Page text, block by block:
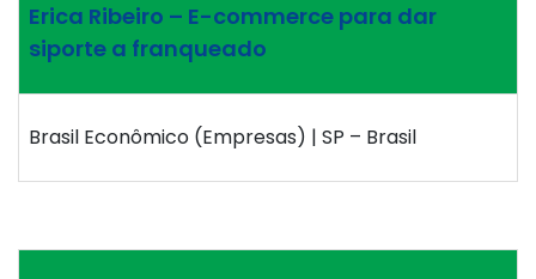
Erica Ribeiro – E-commerce para dar
siporte a franqueado
Brasil Econômico (Empresas) | SP – Brasil